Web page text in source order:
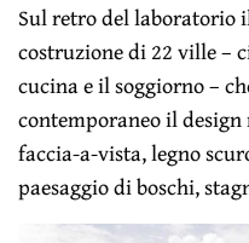
Sul retro del laboratorio
costruzione di 22 ville –
cucina e il soggiorno –
contemporaneo il
faccia-a-vista, legno
paesaggio di boschi,